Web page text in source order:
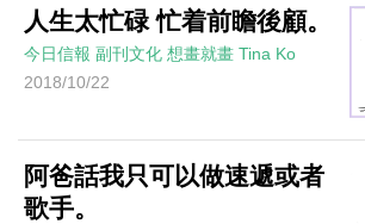
人生太忙碌 忙着前瞻後顧。
今日信報 副刊文化 想畫就畫 Tina Ko
2018/10/22
阿爸話我只可以做速遞或者
歌手。